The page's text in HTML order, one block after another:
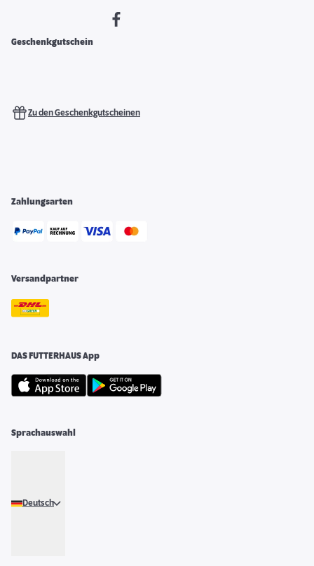
Geschenkgutschein
Zu den Geschenkgutscheinen
Zahlungsarten
Versandpartner
DAS FUTTERHAUS App
Sprachauswahl
Deutsch